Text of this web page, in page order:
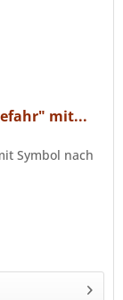
mit...
Symbol nach